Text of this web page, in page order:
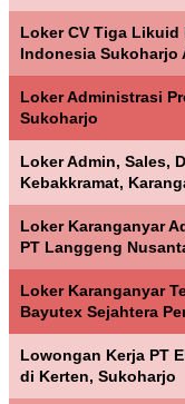
Loker CV Tiga
Indonesia Sukoharjo
Loker Administrasi
Sukoharjo
Loker Admin, Sales,
Kebakkramat,
Loker Karanganyar
PT Langgeng
Loker Karanganyar
Bayutex Sejahtera
Lowongan Kerja PT
di Kerten, Sukoharjo